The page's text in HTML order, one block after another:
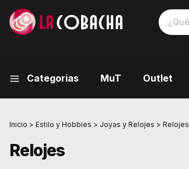
Categorias MuT Outlet
Inicio > Estilo y Hobbies > Joyas y Relojes > Relojes
Relojes